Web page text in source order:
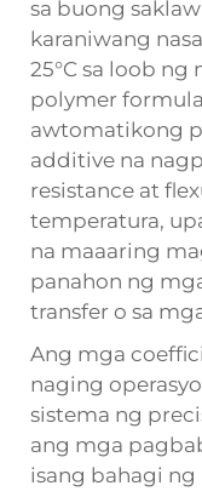
sa buong
karaniwang
25°C sa loob
polymer
awtomatikong
additive na
resistance at
temperatura,
na maaaring
panahon ng
transfer o sa
Ang mga
naging
sistema ng
ang mga
isang bahagi